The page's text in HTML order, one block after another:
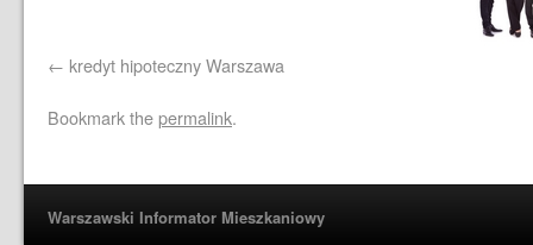
kredyt hipoteczny Warszawa
Bookmark thepermalink.
Warszawski Informator Mieszkaniowy